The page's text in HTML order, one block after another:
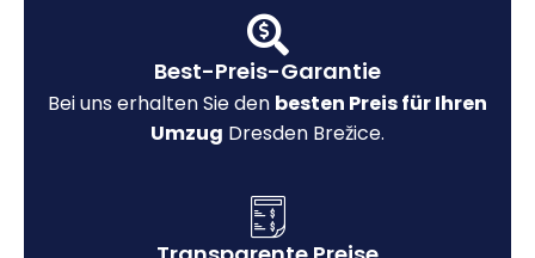
Best-Preis-Garantie
Bei uns erhalten Sie den besten Preis für Ihren
Umzug Dresden Brežice.